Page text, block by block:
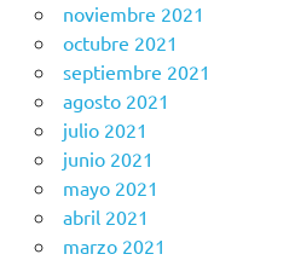
noviembre 2021
octubre 2021
septiembre 2021
agosto 2021
julio 2021
junio 2021
mayo 2021
abril 2021
marzo 2021